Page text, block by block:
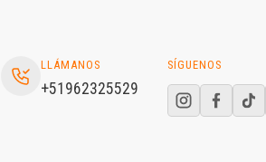
LLÁMANOS
+51962325529
SÍGUENOS